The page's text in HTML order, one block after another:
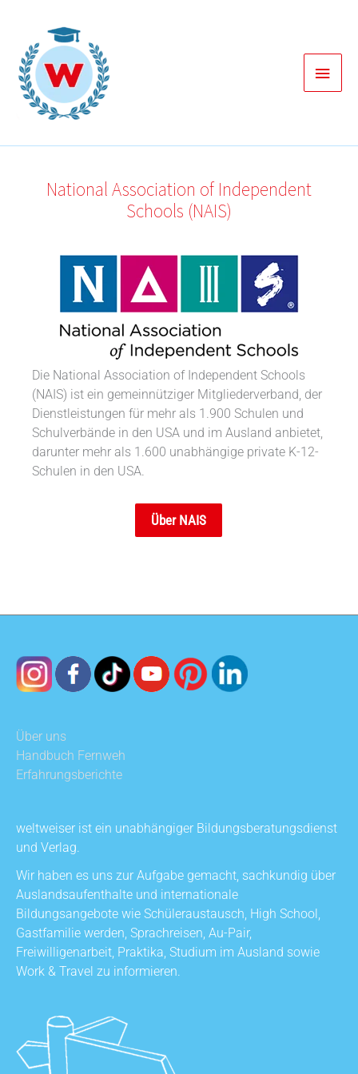
springen
National Association of Independent
Schools (NAIS)
Die National Association of Independent Schools
(NAIS) ist ein gemeinnütziger Mitgliederverband, der
Dienstleistungen für mehr als 1.900 Schulen und
Schulverbände in den USA und im Ausland anbietet,
darunter mehr als 1.600 unabhängige private K-12-
Schulen in den USA.
Über NAIS
Über uns
Handbuch Fernweh
Erfahrungsberichte
weltweiser ist ein unabhängiger Bildungsberatungsdienst
und Verlag.
Wir haben es uns zur Aufgabe gemacht, sachkundig über
Auslandsaufenthalte und internationale
Bildungsangebote wie Schüleraustausch, High School,
Gastfamilie werden, Sprachreisen, Au-Pair,
Freiwilligenarbeit, Praktika, Studium im Ausland sowie
Work & Travel zu informieren.